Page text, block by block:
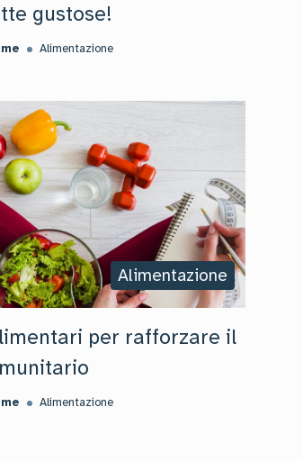
gustose!
Alimentazione
Alimentazione
per rafforzare il
Alimentazione